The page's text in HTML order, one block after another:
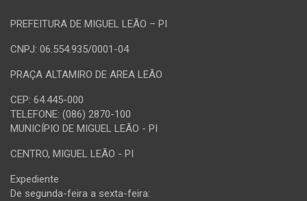
PREFEITURA DE MIGUEL LEÃO – PI
CNPJ: 06.554.935/0001-04
PRAÇA ALTAMIRO DE AREA LEÃO
CEP: 64.445-000
TELEFONE: (086) 2870-100
MUNICÍPIO DE MIGUEL LEÃO - PI
CENTRO, MIGUEL LEÃO - PI
Expediente
De segunda-feira a sexta-feira: